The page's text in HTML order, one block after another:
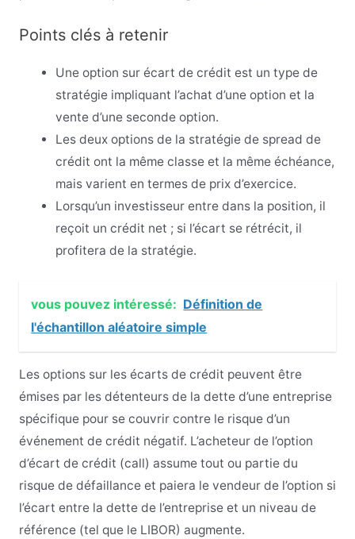
Points clés à retenir
Une option sur écart de crédit est un type de
stratégie impliquant l’achat d’une option et la
vente d’une seconde option.
Les deux options de la stratégie de spread de
crédit ont la même classe et la même échéance,
mais varient en termes de prix d’exercice.
Lorsqu’un investisseur entre dans la position, il
reçoit un crédit net ; si l’écart se rétrécit, il
profitera de la stratégie.
vous pouvez intéressé: Définition de
l'échantillon aléatoire simple
Les options sur les écarts de crédit peuvent être
émises par les détenteurs de la dette d’une entreprise
spécifique pour se couvrir contre le risque d’un
événement de crédit négatif. L’acheteur de l’option
d’écart de crédit (call) assume tout ou partie du
risque de défaillance et paiera le vendeur de l’option si
l’écart entre la dette de l’entreprise et un niveau de
référence (tel que le LIBOR) augmente.